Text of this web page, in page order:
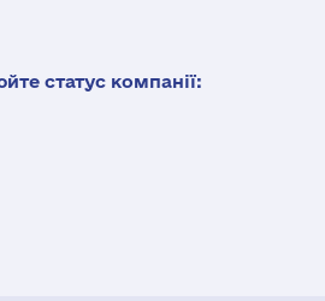
статус компанії: